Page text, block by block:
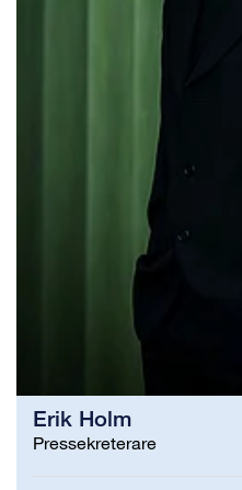
Erik Holm
Pressekreterare